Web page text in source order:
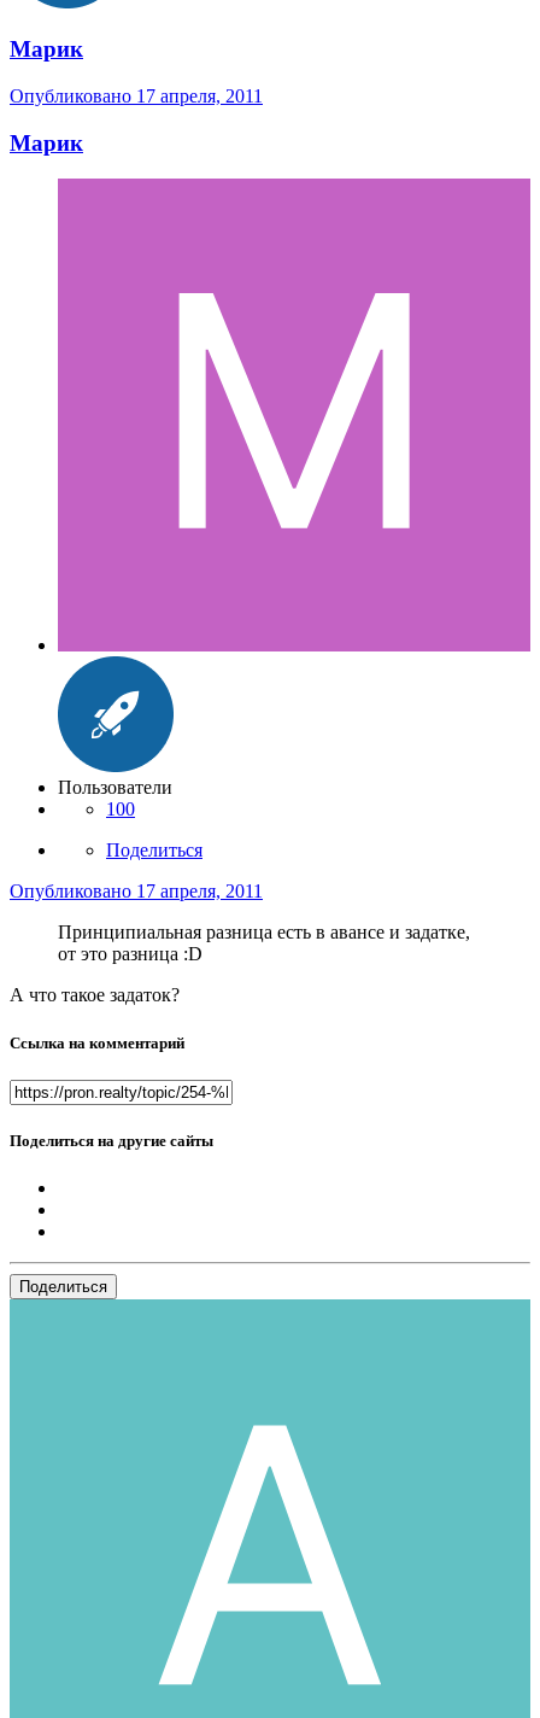
Марик
Опубликовано 17 апреля, 2011
Марик
Пользователи
100
Поделиться
Опубликовано 17 апреля, 2011
Принципиальная разница есть в авансе и задатке,
от это разница :D
А что такое задаток?
Ссылка на комментарий
Поделиться на другие сайты
Поделиться